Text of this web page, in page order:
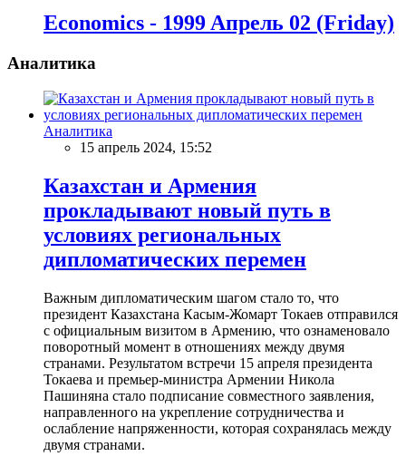
Economics - 1999 Aпрель 02 (Friday)
Аналитика
Аналитика
15 апрель 2024, 15:52
Казахстан и Армения
прокладывают новый путь в
условиях региональных
дипломатических перемен
Важным дипломатическим шагом стало то, что
президент Казахстана Касым-Жомарт Токаев отправился
с официальным визитом в Армению, что ознаменовало
поворотный момент в отношениях между двумя
странами. Результатом встречи 15 апреля президента
Токаева и премьер-министра Армении Никола
Пашиняна стало подписание совместного заявления,
направленного на укрепление сотрудничества и
ослабление напряженности, которая сохранялась между
двумя странами.